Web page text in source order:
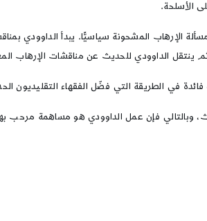
الأسلحة.
الإرهاب المشحونة سياسيًّا. يبدأ الداوودي
ينتقل الداوودي للحديث عن مناقشات الإرهاب
في الطريقة التي فضّل الفقهاء التقليديون
وبالتالي فإن عمل الداوودي هو مساهمة مرحب